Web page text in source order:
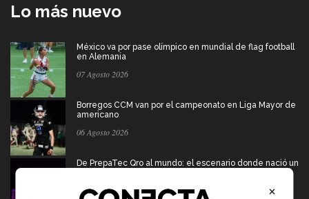
Lo más nuevo
México va por pase olímpico en mundial de flag football
en Alemania
07 Agosto 2026
Borregos CCM van por el campeonato en Liga Mayor de
americano
06 Agosto 2026
De PrepaTec Qro al mundo: el escenario donde nació un
06 Agosto 2026 ×